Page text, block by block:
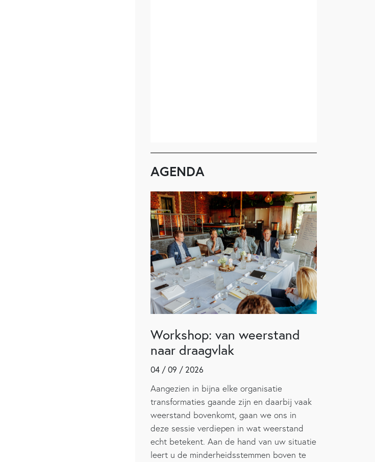
AGENDA
Workshop: van weerstand
naar draagvlak
04 / 09 / 2026
Aangezien in bijna elke organisatie
transformaties gaande zijn en daarbij vaak
weerstand bovenkomt, gaan we ons in
deze sessie verdiepen in wat weerstand
echt betekent. Aan de hand van uw situatie
leert u de minderheidsstemmen boven te